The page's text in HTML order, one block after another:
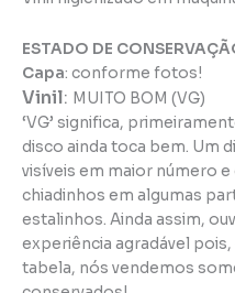
ESTADO DE
Capa: conforme fotos!
Vinil: MUITO BOM (VG)
‘VG’ significa,
disco ainda toca bem. Um
visíveis em maior número
chiadinhos em algumas
estalinhos. Ainda assim,
experiência agradável
tabela, nós vendemos